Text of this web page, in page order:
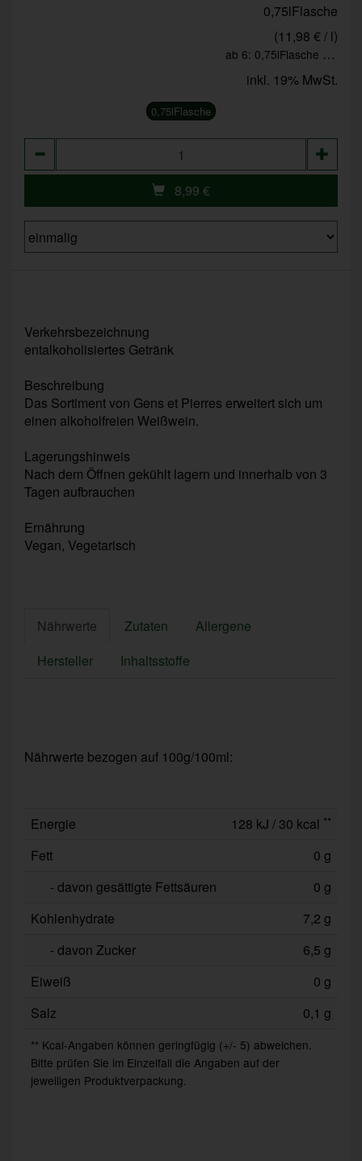
0,75lFlasche
(11,98 € / l)
ab 6: 0,75lFlasche 8,00 € (10,66 € / l)
inkl. 19% MwSt.
0,75lFlasche
8,99 €
Verkehrsbezeichnung
entalkoholisiertes Getränk
Beschreibung
Das Sortiment von Gens et Pierres erweitert sich um
einen alkoholfreien Weißwein.
Lagerungshinweis
Nach dem Öffnen gekühlt lagern und innerhalb von 3
Tagen aufbrauchen
Ernährung
Vegan, Vegetarisch
Nährwerte Zutaten
Allergene
Hersteller
Inhaltsstoffe
Nährwerte bezogen auf 100g/100ml:
Energie 128 kJ / 30 kcal **
Fett
0 g
- davon gesättigte Fettsäuren
0 g
Kohlenhydrate
7,2 g
- davon Zucker
6,5 g
Eiweiß
0 g
Salz
0,1 g
** Kcal-Angaben können geringfügig (+/- 5) abweichen.
Bitte prüfen Sie im Einzelfall die Angaben auf der
jeweiligen Produktverpackung.